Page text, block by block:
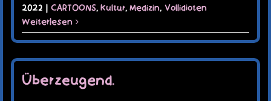
2022 | CARTOONS, Kultur, Medizin, Vollidioten
Weiterlesen
Überzeugend.